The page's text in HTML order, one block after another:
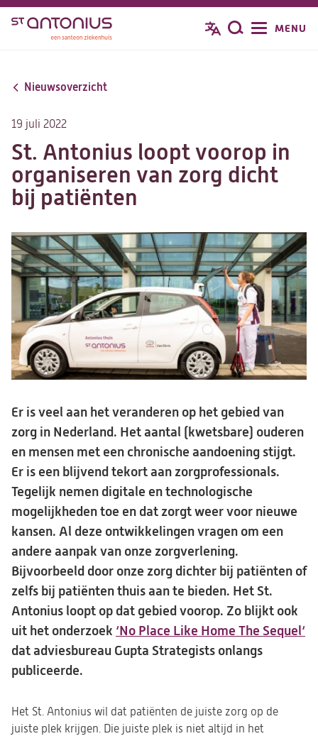
Overslaan
inhoud
Zoeken
MENU
Nieuwsoverzicht
19 juli 2022
St. Antonius loopt voorop in
organiseren van zorg dicht
bij patiënten
Er is veel aan het veranderen op het gebied van
zorg in Nederland. Het aantal (kwetsbare) ouderen
en mensen met een chronische aandoening stijgt.
Er is een blijvend tekort aan zorgprofessionals.
Tegelijk nemen digitale en technologische
mogelijkheden toe en dat zorgt weer voor nieuwe
kansen. Al deze ontwikkelingen vragen om een
andere aanpak van onze zorgverlening.
Bijvoorbeeld door onze zorg dichter bij patiënten of
zelfs bij patiënten thuis aan te bieden. Het St.
Antonius loopt op dat gebied voorop. Zo blijkt ook
uit het onderzoek ‘No Place Like Home The Sequel‘
dat adviesbureau Gupta Strategists onlangs
publiceerde.
Het St. Antonius wil dat patiënten de juiste zorg op de
juiste plek krijgen. Die juiste plek is niet altijd in het